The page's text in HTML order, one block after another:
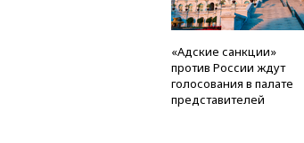
«Адские санкции»
против России ждут
голосования в палате
представителей